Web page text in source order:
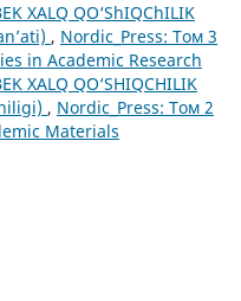
XALQ QO‘ShIQChILIK
, Nordic_Press: Том 3
in Academic Research
XALQ QO‘SHIQCHILIK
, Nordic_Press: Том 2
Materials